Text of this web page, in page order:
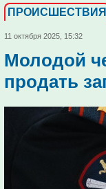
ПРОИCШЕСТВИЯ
11 октября 2025, 15:32
Молодой
продать